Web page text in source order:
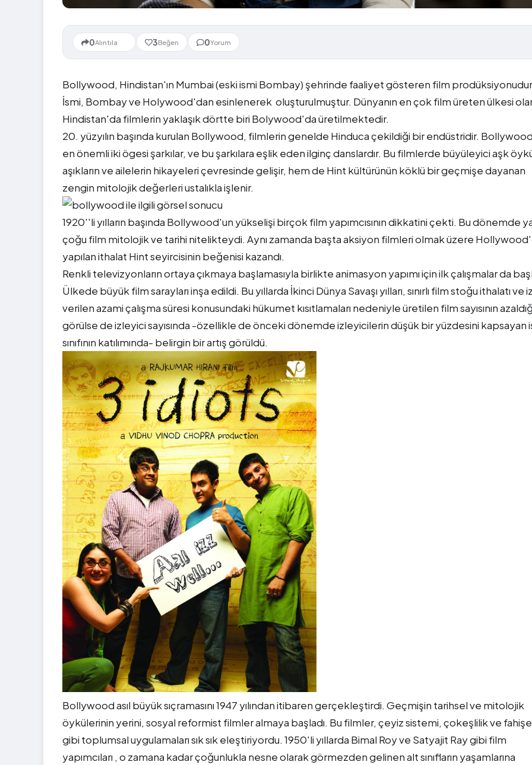
0Alıntıla 3Beğen 0Yorum
Bollywood, Hindistan'ın Mumbai (eski ismi Bombay) şehrinde faaliyet gösteren film
İsmi, Bombay ve Holywood'dan esinlenerek oluşturulmuştur. Dünyanın en çok film üreten ülkesi
Hindistan'da filmlerin yaklaşık dörtte biri Bolywood'da üretilmektedir.
20. yüzyılın başında kurulan Bollywood, filmlerin genelde Hinduca çekildiği bir endüstridir.
en önemli iki ögesi şarkılar, ve bu şarkılara eşlik eden ilginç danslardır. Bu filmlerde büyüleyici aşk
aşıkların ve ailelerin hikayeleri çevresinde gelişir, hem de Hint kültürünün köklü bir geçmişe dayanan
zengin mitolojik değerleri ustalıkla işlenir.
1920''li yılların başında Bollywood'un yükselişi birçok film yapımcısının dikkatini çekti. Bu dönemde
çoğu film mitolojik ve tarihi nitelikteydi. Aynı zamanda başta aksiyon filmleri olmak üzere
yapılan ithalat Hint seyircisinin beğenisi kazandı.
Renkli televizyonların ortaya çıkmaya başlamasıyla birlikte animasyon yapımı için ilk çalışmalar da
Ülkede büyük film sarayları inşa edildi. Bu yıllarda İkinci Dünya Savaşı yılları, sınırlı film stoğu ithalatı ve
verilen azami çalışma süresi konusundaki hükumet kısıtlamaları nedeniyle üretilen film sayısının
görülse de izleyici sayısında -özellikle de önceki dönemde izleyicilerin düşük bir yüzdesini kapsayan
sınıfının katılımında- belirgin bir artış görüldü.
Bollywood asıl büyük sıçramasını 1947 yılından itibaren gerçekleştirdi. Geçmişin tarihsel ve mitolojik
öykülerinin yerini, sosyal reformist filmler almaya başladı. Bu filmler, çeyiz sistemi, çokeşlilik ve
gibi toplumsal uygulamaları sık sık eleştiriyordu. 1950'li yıllarda Bimal Roy ve Satyajit Ray gibi film
yapımcıları , o zamana kadar çoğunlukla nesne olarak görmezden gelinen alt sınıfların yaşamlarına